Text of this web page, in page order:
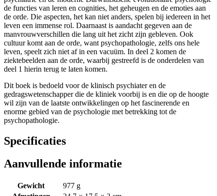
de functies van leren en cognities, het geheugen en de emoties aan
de orde. Die aspecten, het kan niet anders, spelen bij iedereen in het
leven een immense rol. Daarnaast is aandacht gegeven aan de
manvrouwverschillen die lang uit het zicht zijn gebleven. Ook
cultuur komt aan de orde, want psychopathologie, zelfs ons hele
leven, speelt zich niet af in een vacuüm. In deel 2 komen de
ziektebeelden aan de orde, waarbij gestreefd is de onderdelen van
deel 1 hierin terug te laten komen.
Dit boek is bedoeld voor de klinisch psychiater en de
gedragswetenschapper die de kliniek voorbij is en die op de hoogte
wil zijn van de laatste ontwikkelingen op het fascinerende en
enorme gebied van de psychologie met betrekking tot de
psychopathologie.
Specificaties
Aanvullende informatie
Gewicht
977 g